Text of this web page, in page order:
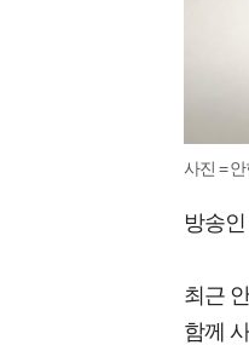
사진 =
방송
최근
함께